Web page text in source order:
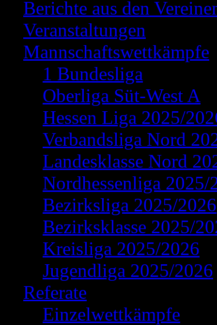
Berichte aus den
Veranstaltungen
Mannschaftswettkämpfe
1 Bundesliga
Oberliga Süt-West A
Hessen Liga 2025/
Verbandsliga Nord
Landesklasse Nord
Nordhessenliga 2025/
Bezirksliga 2025/2026
Bezirksklasse 2025/
Kreisliga 2025/2026
Jugendliga 2025/2026
Referate
Einzelwettkämpfe